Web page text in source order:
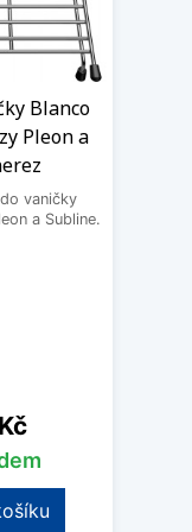
Blanco
Pleon a
vaničky
a Subline.